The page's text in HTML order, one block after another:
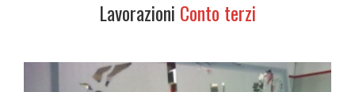
Lavorazioni Conto terzi